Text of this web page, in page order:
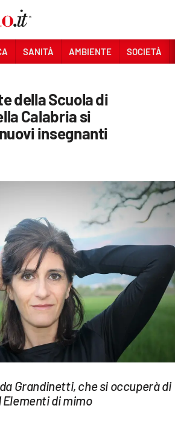
SANITÀ AMBIENTE SOCIETÀ
della Scuola di
Calabria si
insegnanti
Grandinetti, che si occuperà di
di mimo